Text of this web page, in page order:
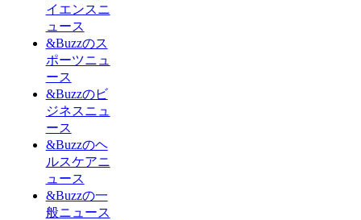
イエンスニ
ュース
&Buzzのス
ポーツニュ
ース
&Buzzのビ
ジネスニュ
ース
&Buzzのヘ
ルスケアニ
ュース
&Buzzの一
般ニュース